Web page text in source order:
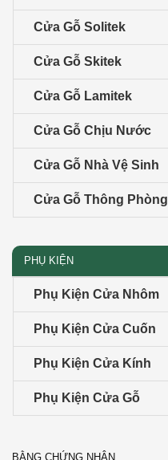
Cửa Gỗ Solitek
Cửa Gỗ Skitek
Cửa Gỗ Lamitek
Cửa Gỗ Chịu Nước
Cửa Gỗ Nhà Vệ Sinh
Cửa Gỗ Thông Phòng
PHỤ KIỆN
Phụ Kiện Cửa Nhôm
Phụ Kiện Cửa Cuốn
Phụ Kiện Cửa Kính
Phụ Kiện Cửa Gỗ
BẰNG CHỨNG NHẬN